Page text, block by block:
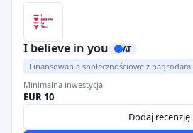
I believe in you AT
Finansowanie społecznościowe z nagrodami
Minimalna inwestycja
EUR 10
Dodaj recenzję